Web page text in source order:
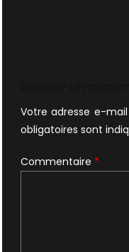
Votre adresse e-
obligatoires sont
Commentaire *